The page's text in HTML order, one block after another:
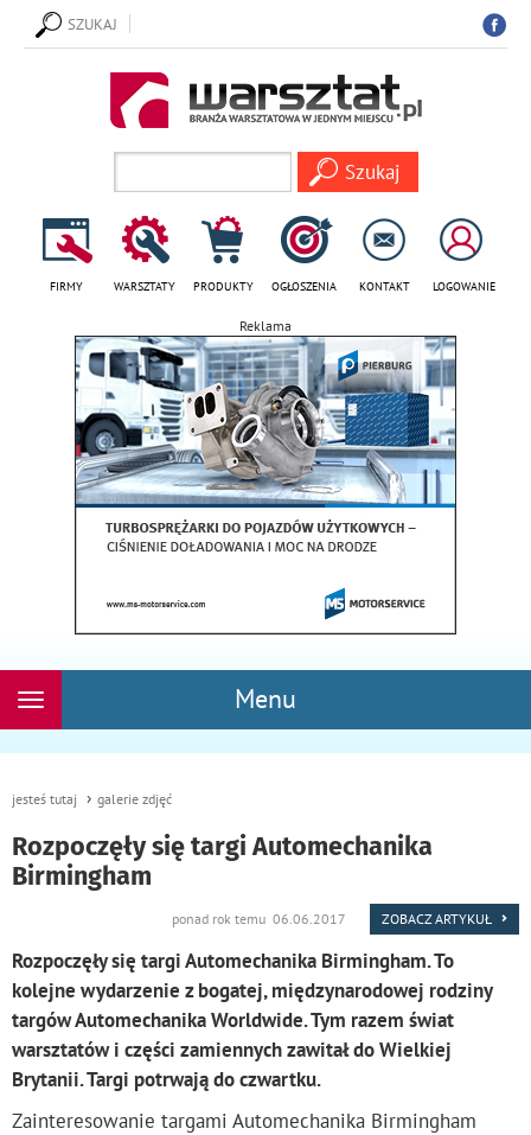
SZUKAJ
FIRMY WARSZTATY PRODUKTY OGŁOSZENIA KONTAKT LOGOWANIE
Reklama
Menu
Rozwiń
jesteś tutaj galerie zdjęć
Rozpoczęły się targi Automechanika
Birmingham
ponad rok temu 06.06.2017 ZOBACZ ARTYKUŁ
Rozpoczęły się targi Automechanika Birmingham. To
kolejne wydarzenie z bogatej, międzynarodowej rodziny
targów Automechanika Worldwide. Tym razem świat
warsztatów i części zamiennych zawitał do Wielkiej
Brytanii. Targi potrwają do czwartku.
Zainteresowanie targami Automechanika Birmingham